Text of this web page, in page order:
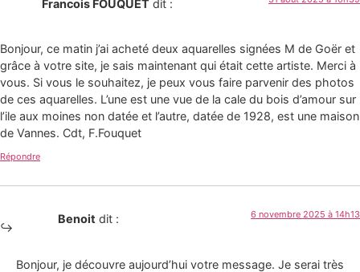
Francois FOUQUET dit :
Bonjour, ce matin j’ai acheté deux aquarelles signées M de Goër et
grâce à votre site, je sais maintenant qui était cette artiste. Merci à
vous. Si vous le souhaitez, je peux vous faire parvenir des photos
de ces aquarelles. L’une est une vue de la cale du bois d’amour sur
l’ile aux moines non datée et l’autre, datée de 1928, est une maison
de Vannes. Cdt, F.Fouquet
Répondre
Benoit dit : 6 novembre 2025 à 14h13
Bonjour, je découvre aujourd’hui votre message. Je serai très